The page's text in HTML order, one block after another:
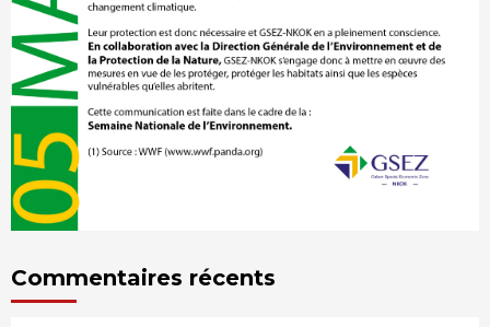
Commentaires récents